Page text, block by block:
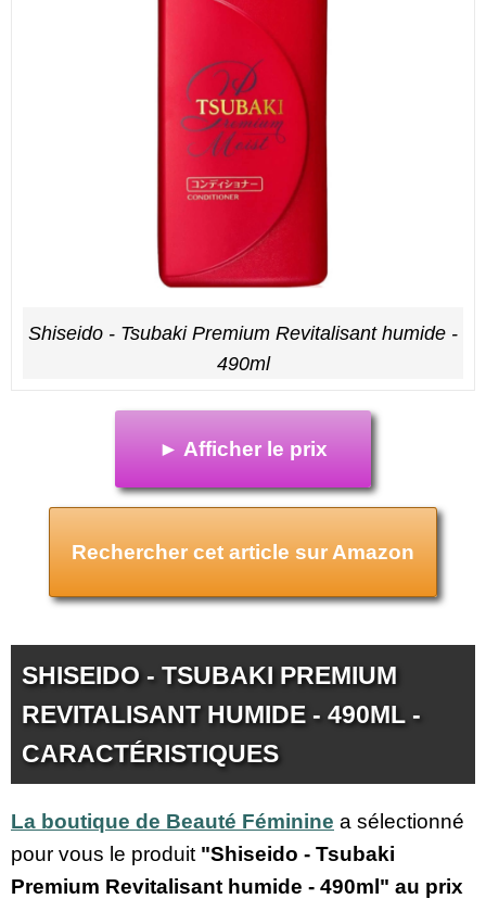
Shiseido - Tsubaki Premium Revitalisant humide -
490ml
► Afficher le prix
Rechercher cet article sur Amazon
SHISEIDO - TSUBAKI PREMIUM
REVITALISANT HUMIDE - 490ML -
CARACTÉRISTIQUES
La boutique de Beauté Féminine a sélectionné
pour vous le produit "Shiseido - Tsubaki
Premium Revitalisant humide - 490ml" au prix